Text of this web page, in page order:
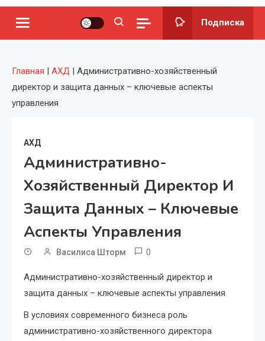
Подписка
Главная | АХД | Административно-хозяйственный
директор и защита данных – ключевые аспекты
управления
АХД
Административно-
Хозяйственный Директор И
Защита Данных – Ключевые
Аспекты Управления
Василиса Шторм 0
Административно-хозяйственный директор и
защита данных – ключевые аспекты управления
В условиях современного бизнеса роль
административно-хозяйственного директора